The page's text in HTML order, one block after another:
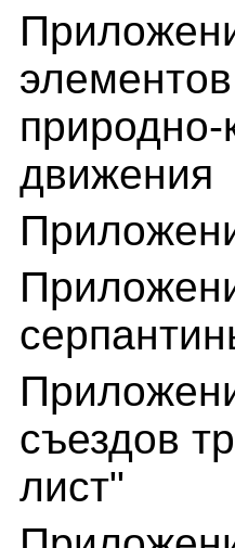
природно-
движения
съездов
лист"